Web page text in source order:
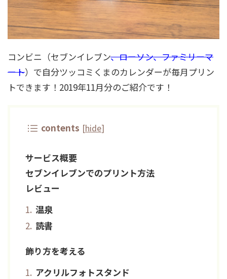
コンビニ（セブンイレブン、ローソン、ファミリーマ
ート）で自分ツッコミくまのカレンダーが毎月プリン
トできます！2019年11月分のご紹介です！
contents [hide]
サービス概要
セブンイレブンでのプリント方法
レビュー
温泉
読書
飾り方を考える
アクリルフォトスタンド